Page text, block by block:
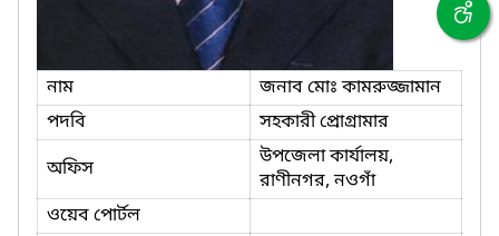
নাম
জনাব মোঃ কামরুজ্জামান
পদবি
সহকারী প্রোগ্রামার
অফিস
উপজেলা কার্যালয়,
রাণীনগর, নওগাঁ
ওয়েব পোর্টল